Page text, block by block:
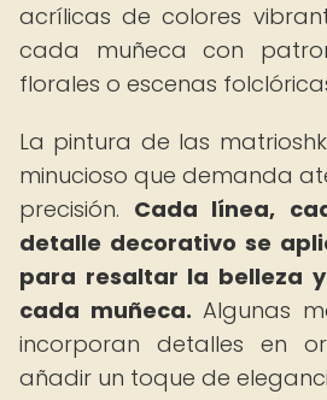
acrílicas de colores
cada muñeca con
florales o escenas
La pintura de las
minucioso que demanda
precisión. Cada línea,
detalle decorativo se
para resaltar la belleza
cada muñeca. Algunas
incorporan detalles en
añadir un toque de